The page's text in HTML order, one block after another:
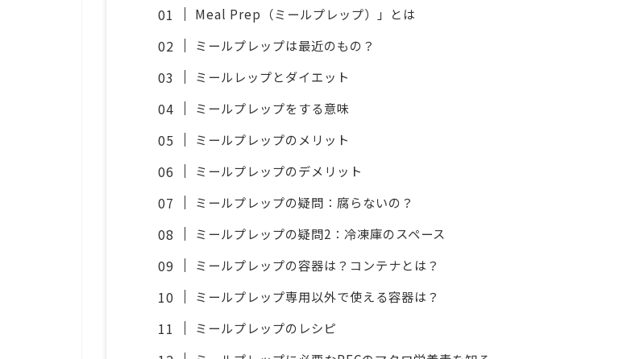
Meal Prep（ミールプレップ）」とは
ミールプレップは最近のもの？
ミールレップとダイエット
ミールプレップをする意味
ミールプレップのメリット
ミールプレップのデメリット
ミールプレップの疑問：腐らないの？
ミールプレップの疑問2：冷凍庫のスペース
ミールプレップの容器は？コンテナとは？
ミールプレップ専用以外で使える容器は？
ミールプレップのレシピ